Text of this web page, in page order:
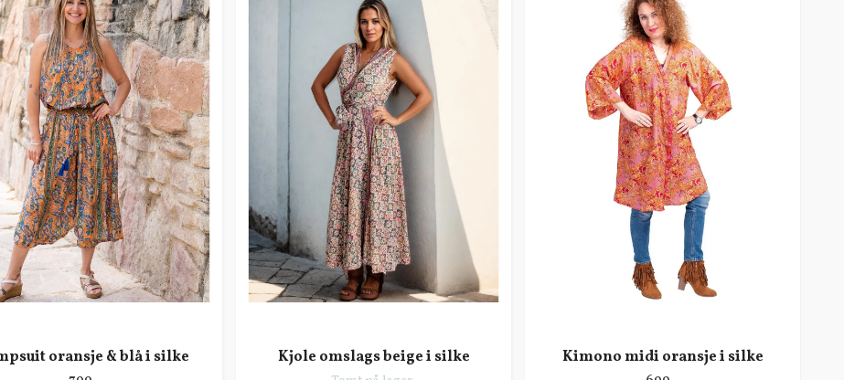
oransje & blå i silke
Kjole omslags beige i silke
Kimono midi oransje i silke